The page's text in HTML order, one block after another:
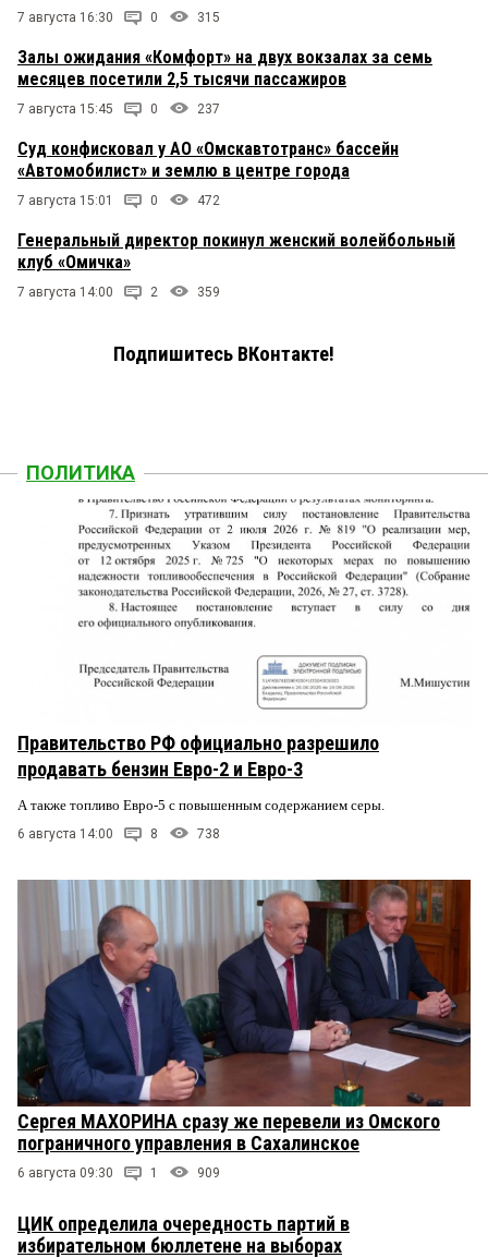
7 августа 16:30 0 315
Залы ожидания «Комфорт» на двух вокзалах за семь
месяцев посетили 2,5 тысячи пассажиров
7 августа 15:45 0 237
Суд конфисковал у АО «Омскавтотранс» бассейн
«Автомобилист» и землю в центре города
7 августа 15:01 0 472
Генеральный директор покинул женский волейбольный
клуб «Омичка»
7 августа 14:00 2 359
Подпишитесь ВКонтакте!
ПОЛИТИКА
Правительство РФ официально разрешило
продавать бензин Евро-2 и Евро-3
А также топливо Евро-5 с повышенным содержанием серы.
6 августа 14:00 8 738
Сергея МАХОРИНА сразу же перевели из Омского
пограничного управления в Сахалинское
6 августа 09:30 1 909
ЦИК определила очередность партий в
избирательном бюллетене на выборах